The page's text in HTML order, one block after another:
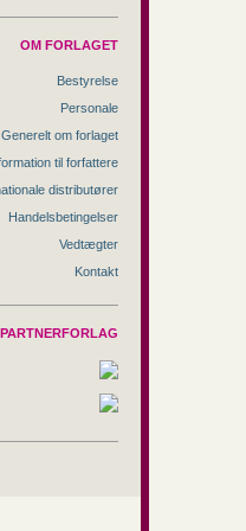
OM FORLAGET
Bestyrelse
Personale
Generelt om forlaget
til forfattere
distributører
Handelsbetingelser
Vedtægter
Kontakt
PARTNERFORLAG